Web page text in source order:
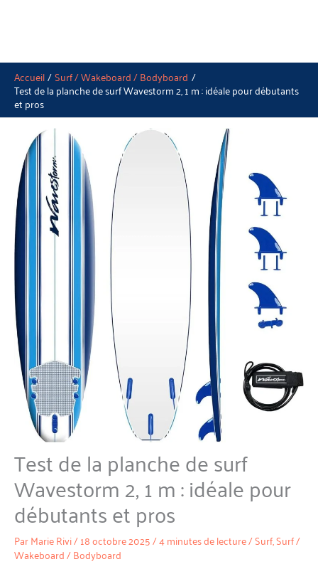
Accueil Surf / Wakeboard / Bodyboard
Test de la planche de surf Wavestorm 2, 1 m : idéale pour débutants
et pros
Test de la planche de surf
Wavestorm 2, 1 m : idéale pour
débutants et pros
ParMarie Rivi/18 octobre 2025/4 minutes de lecture/Surf,Surf /
Wakeboard / Bodyboard